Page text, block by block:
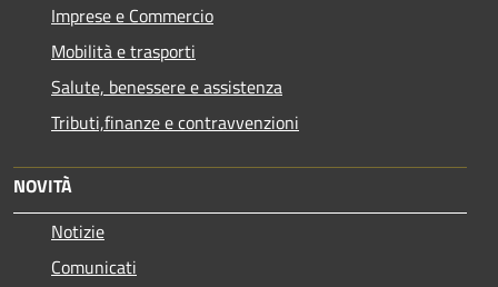
Imprese e Commercio
Mobilità e trasporti
Salute, benessere e assistenza
Tributi,finanze e contravvenzioni
NOVITÀ
Notizie
Comunicati